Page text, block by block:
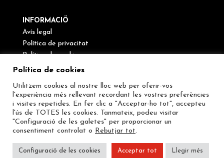
INFORMACIÖ
Avís legal
Política de privacitat
Política de cookies
Canal de denúncies
SEGUEIX-NOS
Política de cookies
Utilitzem cookies al nostre lloc web per oferir-vos
l'experiència més rellevant recordant les vostres preferències
i visites repetides. En fer clic a "Acceptar-ho tot", accepteu
l'ús de TOTES les cookies. Tanmateix, podeu visitar
"Configuració de les galetes" per proporcionar un
consentiment controlat o Rebutjar tot.
Configuració de les cookies Acceptar tot Llegir més